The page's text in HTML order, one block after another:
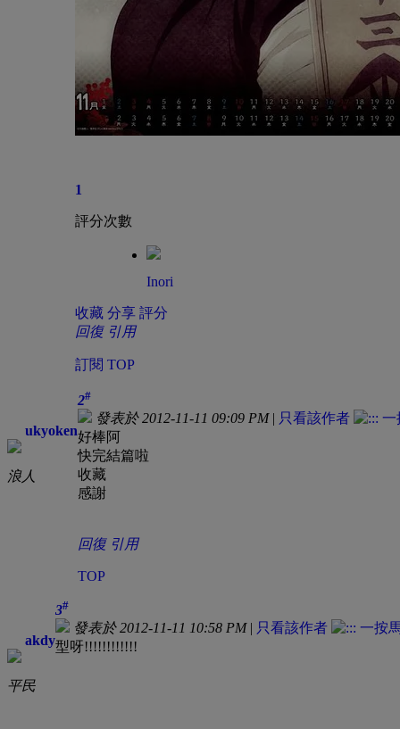
1
評分次數
Inori
收藏 分享 評分
回復 引用
訂閱 TOP
ukyoken
浪人
2#
發表於 2012-11-11 09:09 PM| 只看該作者
好棒阿
快完結篇啦
收藏
感謝
回復 引用
TOP
akdy
平民
3#
發表於 2012-11-11 10:58 PM| 只看該作者
型呀!!!!!!!!!!!!